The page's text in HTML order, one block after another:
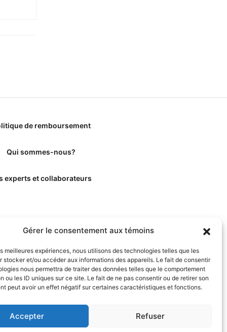
Gérer le consentement aux témoins
meilleures expériences, nous utilisons des technologies telles que les
stocker et/ou accéder aux informations des appareils. Le fait de consentir
nous permettra de traiter des données telles que le comportement
ou les ID uniques sur ce site. Le fait de ne pas consentir ou de retirer son
peut avoir un effet négatif sur certaines caractéristiques et fonctions.
Accepter Refuser
de remboursement
Qui sommes-nous?
experts et collaborateurs